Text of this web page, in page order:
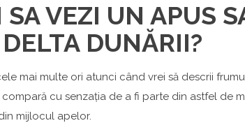
VEZI UN APUS
DUNĂRII?
mai multe ori atunci când vrei să descrii
compară cu senzația de a fi parte din astfel de
mijlocul apelor.